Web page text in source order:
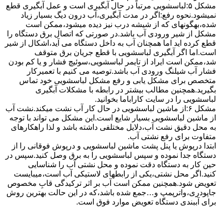
مشکل ۵:لباسشویی مرتباً در ﺣﺎل آﺑﮕﯿﺮی اﺳﺖ و ﻋﻤﻞ آﺑﮕﯿﺮی ﻗﻄﻊ
نمیشود.نحوه رﻓﻊ:اﮔﺮ در ﻣﺪت آﺑﮕﯿﺮی،آب درون دﯾﮓ ﺑﺴﯿﺎر زﯾﺎد
ﺷﺪه،بهگونهای ﮐﻪ از ﺷﯿﺸﻪ درب ﻧﯿﺰ دﯾﺪه میشود،ممکن است
مشکل از شیر ورودی آب باشد.در صورتی که اتصال برق دستگاه را
قطع کرده اید اما همچنان آب به داخل دستگاه می آید،اشکال از شیر
است.اما اگر آبگیری لباسشویی با قطع جریان برق متوقف
شد،ممکن است ایراد از تایمر لباسشویی،سوئیچ فشار و یا کم بودن
فشار آب شیلنگ ورودی آب باشد.توصیه می کنیم با تعمیرکار
متخصص برای مشکل یابی و رفع مشکل لباسشویی خود تماس
بگیرید.همچنین مطالب بیشتر در رابطه با مشکلات آبگیری
لباسشویی را در سایت کاراباما بخوانید.
مشکل ۶:از ﻣﺎﺷﯿﻦ لباسشویی در ﺣﺎل ﮐﺎر آب ﻧﺸﺖ میکند.نشت آب
از ماشین لباسشویی بسیار شایع است.این مشکل می تواند با توجه
به محل دقیق نشت آب،دلایل مختلفی داشته باشد و لذا راهکارهای
متفاوت برای رفع نشتی آب.
ابتدا درپوش یا پنل ﭘﺸﺖ ﻣﺎﺷﯿﻦ لباسشویی و درپوش ﻓﻮﻗﺎﻧﯽ را از
دستگاه ﺟﺪا ﻧﻤﻮده و ﺳﭙﺲ لباسشویی را ﺑﻪ ﺑﺮق وصل ﮐﻨﯿﺪ.سپس در
حین کار به دستگاه دقت نموده و ﻣﺤﻞ نشتی آب را ﺷﻨﺎﺳﺎﯾﯽ
کنید.اﮔﺮ ﻣﺤﻞ نشتی،ﯾﮑﯽ از رابطهای ﻻﺳﺘﯿﮑﯽ آب اﺳﺖ،میبایست
ﺗﻌﻮﯾﺾ شود.همچنین ﻣﻤﮑﻦ اﺳﺖ آب بر اثر ﺗﺮﮐﯿﺪﮔﯽ قابِ ﻣﺨﺼﻮص
ﺟﺎﭘﻮدری،واترپمپ و…جمع شده ﺑﺎﺷﺪ،ﮐﻪ در این حالت بهترین روش
برای آببندی دستگاه ﺗﻌﻮﯾﺾ ﻣﻮارد ﻓﻮق اﺳﺖ.